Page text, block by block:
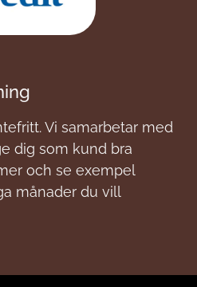
Vi samarbetar med
dig som kund bra
och se exempel
månader du vill